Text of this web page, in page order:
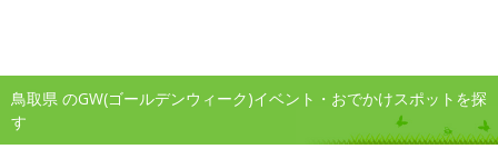
鳥取県 のGW(ゴールデンウィーク)イベント・おでかけスポットを探
す